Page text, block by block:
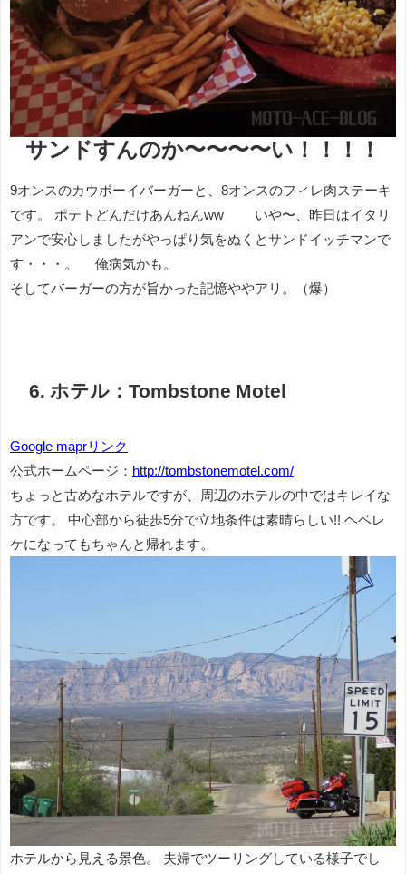
サンドすんのか〜〜〜〜い！！！！
9オンスのカウボーイバーガーと、8オンスのフィレ肉ステーキ
です。 ポテトどんだけあんねんww いや〜、昨日はイタリ
アンで安心しましたがやっぱり気をぬくとサンドイッチマンで
す・・・。 俺病気かも。
そしてバーガーの方が旨かった記憶ややアリ。（爆）
6. ホテル：Tombstone Motel
Google maprリンク
公式ホームページ： http://tombstonemotel.com/
ちょっと古めなホテルですが、周辺のホテルの中ではキレイな
方です。 中心部から徒歩5分で立地条件は素晴らしい!! ヘベレ
ケになってもちゃんと帰れます。
ホテルから見える景色。 夫婦でツーリングしている様子でし